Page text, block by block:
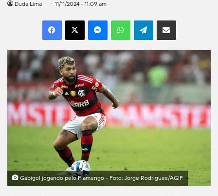
Duda Lima 11/11/2024 - 11:09 am
Facebook
X MessengerWhatsAppTelegramCompartilhar por e-mail
Gabigol jogando pelo Flamengo - Foto: Jorge Rodrigues/AGIF